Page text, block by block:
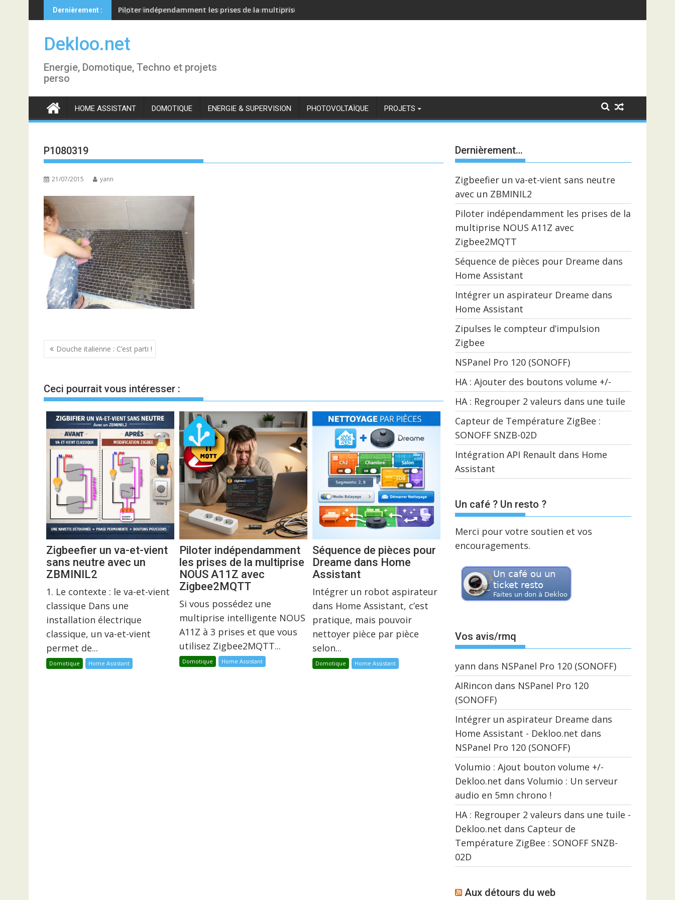
to
content
Dernièrement : Piloter indépendamment les prises de la multiprise NOUS A11Z avec Zigbee2MQTT
Dekloo.net
Energie, Domotique, Techno et projets
perso
HOME ASSISTANT DOMOTIQUE ENERGIE & SUPERVISION PHOTOVOLTAÏQUE PROJETS
P1080319
21/07/2015 yann
Navigation
l’article
Douche italienne : C’est parti !
Ceci pourrait vous intéresser :
Zigbeefier un va-et-vient
sans neutre avec un
ZBMINIL2
1. Le contexte : le va-et-vient
classique Dans une
installation électrique
classique, un va-et-vient
permet de...
Domotique Home Assistant
Piloter indépendamment
les prises de la multiprise
NOUS A11Z avec
Zigbee2MQTT
Si vous possédez une
multiprise intelligente NOUS
A11Z à 3 prises et que vous
utilisez Zigbee2MQTT...
Domotique Home Assistant
Séquence de pièces pour
Dreame dans Home
Assistant
Intégrer un robot aspirateur
dans Home Assistant, c’est
pratique, mais pouvoir
nettoyer pièce par pièce
selon...
Domotique Home Assistant
Dernièrement…
Zigbeefier un va-et-vient sans neutre
avec un ZBMINIL2
Piloter indépendamment les prises de la
multiprise NOUS A11Z avec
Zigbee2MQTT
Séquence de pièces pour Dreame dans
Home Assistant
Intégrer un aspirateur Dreame dans
Home Assistant
Zipulses le compteur d’impulsion
Zigbee
NSPanel Pro 120 (SONOFF)
HA : Ajouter des boutons volume +/-
HA : Regrouper 2 valeurs dans une tuile
Capteur de Température ZigBee :
SONOFF SNZB-02D
Intégration API Renault dans Home
Assistant
Un café ? Un resto ?
Merci pour votre soutien et vos
encouragements.
Vos avis/rmq
yann dans NSPanel Pro 120 (SONOFF)
AIRincon dans NSPanel Pro 120
(SONOFF)
Intégrer un aspirateur Dreame dans
Home Assistant - Dekloo.net dans
NSPanel Pro 120 (SONOFF)
Volumio : Ajout bouton volume +/-
Dekloo.net dans Volumio : Un serveur
audio en 5mn chrono !
HA : Regrouper 2 valeurs dans une tuile -
Dekloo.net dans Capteur de
Température ZigBee : SONOFF SNZB-
02D
Aux détours du web